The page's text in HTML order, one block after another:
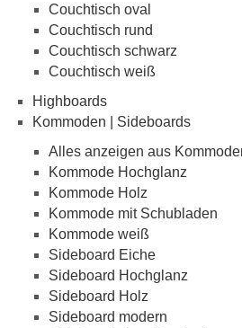
Couchtisch oval
Couchtisch rund
Couchtisch schwarz
Couchtisch weiß
Highboards
Kommoden | Sideboards
Alles anzeigen aus
Kommode Hochglanz
Kommode Holz
Kommode mit Schubladen
Kommode weiß
Sideboard Eiche
Sideboard Hochglanz
Sideboard Holz
Sideboard modern